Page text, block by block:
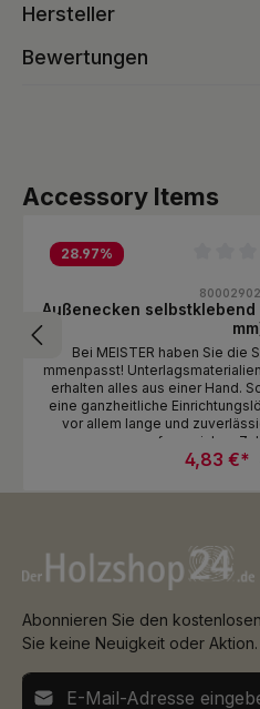
Hersteller
Bewertungen
Produktgalerie überspringen
Accessory Items
28.97%
Außenecken selbstklebend
Bei MEISTER haben Sie die
mmenpasst!
erhalten alles aus einer Hand.
eine ganzheitliche
vor allem lange und
umfangreiches
4,83 €*
Abonnieren Sie den
Sie keine Neuigkeit oder Aktion.
E-Mail-Adresse*